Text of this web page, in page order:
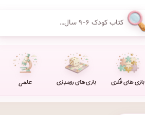
بازی های فکری بازی های رومیزی علمی